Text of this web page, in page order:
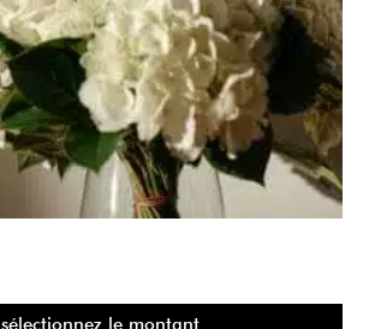
sélectionnez le montant